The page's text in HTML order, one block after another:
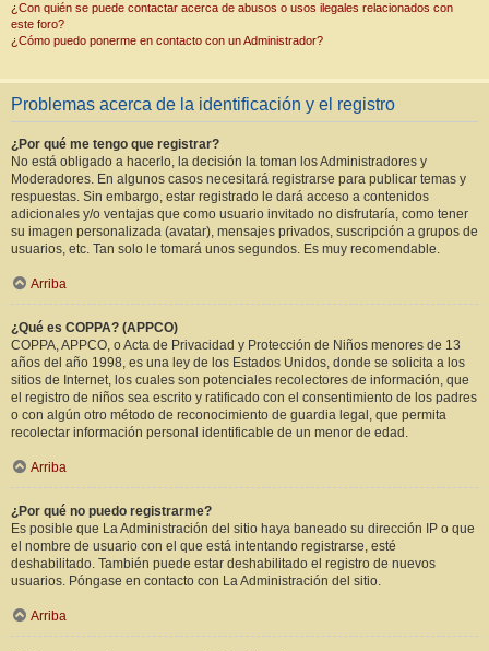
¿Con quién se puede contactar acerca de abusos o usos ilegales relacionados con
este foro?
¿Cómo puedo ponerme en contacto con un Administrador?
Problemas acerca de la identificación y el registro
¿Por qué me tengo que registrar?
No está obligado a hacerlo, la decisión la toman los Administradores y
Moderadores. En algunos casos necesitará registrarse para publicar temas y
respuestas. Sin embargo, estar registrado le dará acceso a contenidos
adicionales y/o ventajas que como usuario invitado no disfrutaría, como tener
su imagen personalizada (avatar), mensajes privados, suscripción a grupos de
usuarios, etc. Tan solo le tomará unos segundos. Es muy recomendable.
Arriba
¿Qué es COPPA? (APPCO)
COPPA, APPCO, o Acta de Privacidad y Protección de Niños menores de 13
años del año 1998, es una ley de los Estados Unidos, donde se solicita a los
sitios de Internet, los cuales son potenciales recolectores de información, que
el registro de niños sea escrito y ratificado con el consentimiento de los padres
o con algún otro método de reconocimiento de guardia legal, que permita
recolectar información personal identificable de un menor de edad.
Arriba
¿Por qué no puedo registrarme?
Es posible que La Administración del sitio haya baneado su dirección IP o que
el nombre de usuario con el que está intentando registrarse, esté
deshabilitado. También puede estar deshabilitado el registro de nuevos
usuarios. Póngase en contacto con La Administración del sitio.
Arriba